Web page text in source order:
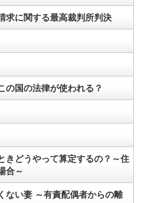
求に関する最高裁判所判決
の国の法律が使われる？
きどうやって算定するの？～住
合～
ない妻 ～有責配偶者からの離